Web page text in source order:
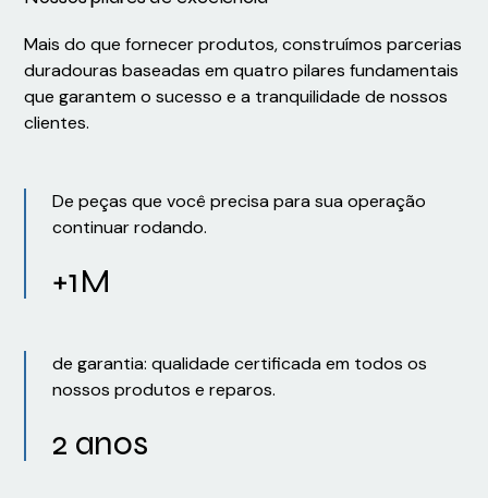
Mais do que fornecer produtos, construímos parcerias
duradouras baseadas em quatro pilares fundamentais
que garantem o sucesso e a tranquilidade de nossos
clientes.
De peças que você precisa para sua operação
continuar rodando.
+1M
de garantia: qualidade certificada em todos os
nossos produtos e reparos.
2 anos